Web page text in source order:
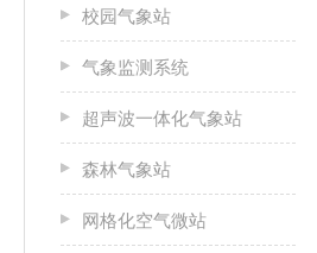
校园气象站
气象监测系统
超声波一体化气象站
森林气象站
网格化空气微站